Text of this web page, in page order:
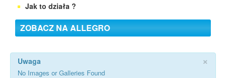
Jak to działa ?
ZOBACZ NA ALLEGRO
×
Uwaga
No Images or Galleries Found